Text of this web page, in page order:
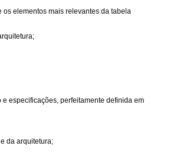
os elementos mais relevantes da tabela
especificações, perfeitamente definida em
da arquitetura;